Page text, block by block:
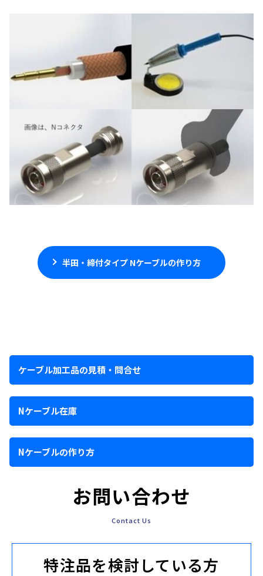
半田・締付タイプ Nケーブルの作り方
ケーブル加工品の見積・問合せ
Nケーブル在庫
Nケーブルの作り方
お問い合わせ
Contact Us
特注品を検討している方